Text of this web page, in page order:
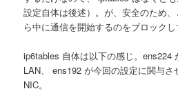
設定自体は後述）。が、安全のため
ら中に通信を開始するのをブロックし
ip6tables 自体は以下の感じ。ens224
LAN、 ens192 が今回の設定に関与さ
NIC。